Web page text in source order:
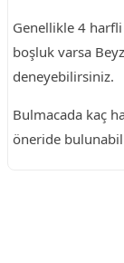
Genellikle 4
boşluk varsa
deneyebilirsiniz.
Bulmacada kaç
öneride